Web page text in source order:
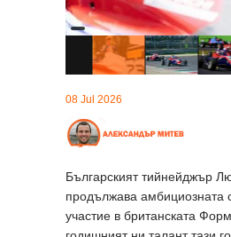
08 Jul 2026
Българският тийнейджър
продължава амбициозната
участие в британската